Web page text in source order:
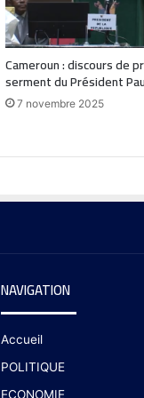
Cameroun : discours de
serment du Président
7 novembre 2025
NAVIGATION
Accueil
POLITIQUE
ECONOMIE